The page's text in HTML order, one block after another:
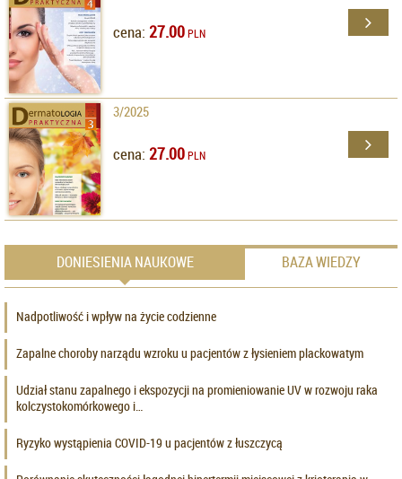
cena: 27.00PLN
3/2025
cena: 27.00PLN
DONIESIENIA NAUKOWE BAZA WIEDZY
Nadpotliwość i wpływ na życie codzienne
Zapalne choroby narządu wzroku u pacjentów z łysieniem plackowatym
Udział stanu zapalnego i ekspozycji na promieniowanie UV w rozwoju raka
kolczystokomórkowego i…
Ryzyko wystąpienia COVID-19 u pacjentów z łuszczycą